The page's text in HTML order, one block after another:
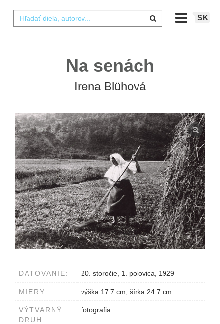
SK
Na senách
Irena Blühová
DATOVANIE: 20. storočie, 1. polovica, 1929
MIERY: výška 17.7 cm, šírka 24.7 cm
VÝTVARNÝ
DRUH:
fotografia